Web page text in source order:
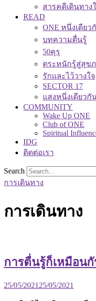
สารคดีเดินทาง
READ
ONE หนึ่งเดียว
บทความตื่นรู้
50คุรุ
ตระหนักรู้สู่สุข
รักและไว้วางใจ
SECTOR 17
แสงหนึ่งเดียวกั
COMMUNITY
Wake Up ONE
Club of ONE
Spiritual
IDG
ติดต่อเรา
Search
การเดินทาง
การเดินทาง
การตื่นรู้ก็เหมือน
25/05/2021 25/05/2021